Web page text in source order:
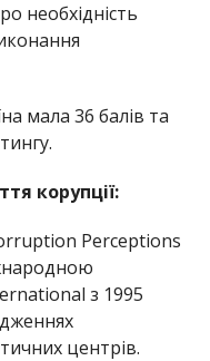
необхідність
мала 36 балів та
корупції:
Perceptions
з 1995
центрів.